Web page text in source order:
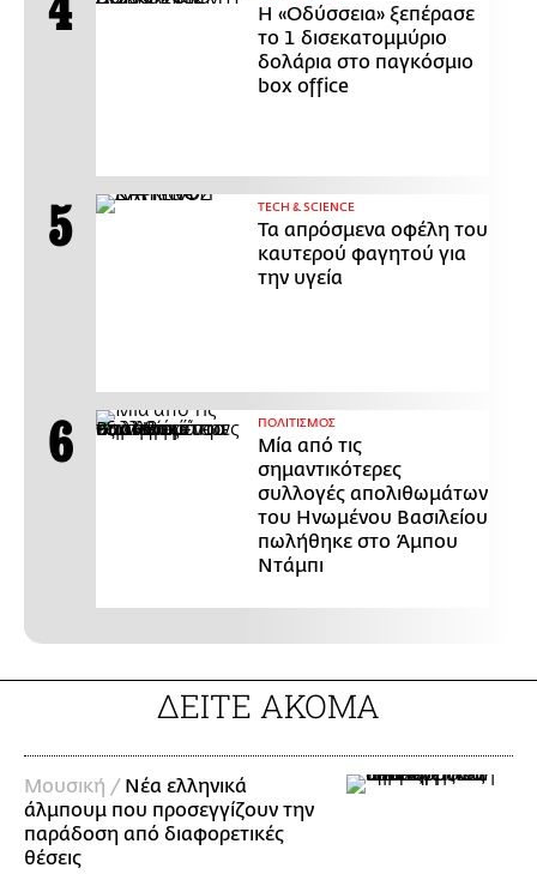
Η «Οδύσσεια» ξεπέρασε
το 1 δισεκατομμύριο
δολάρια στο παγκόσμιο
box office
ΤECH & SCIENCE
Τα απρόσμενα οφέλη του
καυτερού φαγητού για
την υγεία
ΠΟΛΙΤΙΣΜΟΣ
Μία από τις
σημαντικότερες
συλλογές απολιθωμάτων
του Ηνωμένου Βασιλείου
πωλήθηκε στο Άμπου
Ντάμπι
ΔΕΙΤΕ ΑΚΟΜΑ
Μουσική / Νέα ελληνικά
άλμπουμ που προσεγγίζουν την
παράδοση από διαφορετικές
θέσεις